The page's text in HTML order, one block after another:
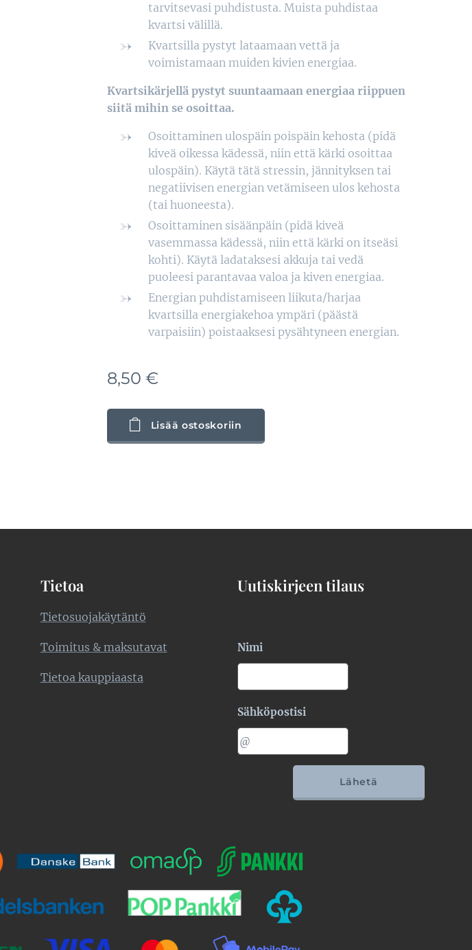
tarvitsevasi puhdistusta. Muista puhdistaa
kvartsi välillä.
Kvartsilla pystyt lataamaan vettä ja
voimistamaan muiden kivien energiaa.
Kvartsikärjellä pystyt suuntaamaan energiaa riippuen
siitä mihin se osoittaa.
Osoittaminen ulospäin poispäin kehosta (pidä
kiveä oikessa kädessä, niin että kärki osoittaa
ulospäin). Käytä tätä stressin, jännityksen tai
negatiivisen energian vetämiseen ulos kehosta
(tai huoneesta).
Osoittaminen sisäänpäin (pidä kiveä
vasemmassa kädessä, niin että kärki on itseäsi
kohti). Käytä ladataksesi akkuja tai vedä
puoleesi parantavaa valoa ja kiven energiaa.
Energian puhdistamiseen liikuta/harjaa
kvartsilla energiakehoa ympäri (päästä
varpaisiin) poistaaksesi pysähtyneen energian.
8,50 €
Lisää ostoskoriin
Tietoa
Tietosuojakäytäntö
Toimitus & maksutavat
Tietoa kauppiaasta
Uutiskirjeen tilaus
Nimi
Sähköpostisi
Lähetä